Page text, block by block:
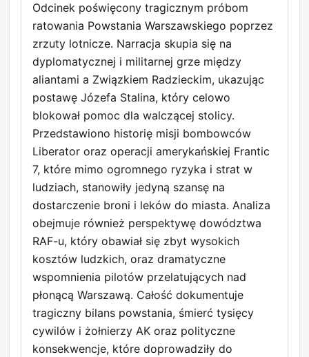
Odcinek poświęcony tragicznym próbom
ratowania Powstania Warszawskiego poprzez
zrzuty lotnicze. Narracja skupia się na
dyplomatycznej i militarnej grze między
aliantami a Związkiem Radzieckim, ukazując
postawę Józefa Stalina, który celowo
blokował pomoc dla walczącej stolicy.
Przedstawiono historię misji bombowców
Liberator oraz operacji amerykańskiej Frantic
7, które mimo ogromnego ryzyka i strat w
ludziach, stanowiły jedyną szansę na
dostarczenie broni i leków do miasta. Analiza
obejmuje również perspektywę dowództwa
RAF-u, który obawiał się zbyt wysokich
kosztów ludzkich, oraz dramatyczne
wspomnienia pilotów przelatujących nad
płonącą Warszawą. Całość dokumentuje
tragiczny bilans powstania, śmierć tysięcy
cywilów i żołnierzy AK oraz polityczne
konsekwencje, które doprowadziły do